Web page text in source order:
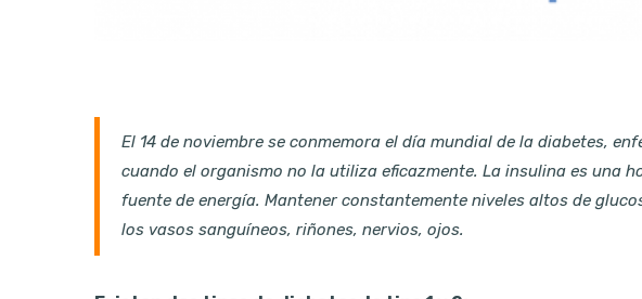
El 14 de noviembre se conmemora el día mundial de la diabetes,
cuando el organismo no la utiliza eficazmente. La insulina es una
fuente de energía. Mantener constantemente niveles altos de
los vasos sanguíneos, riñones, nervios, ojos.